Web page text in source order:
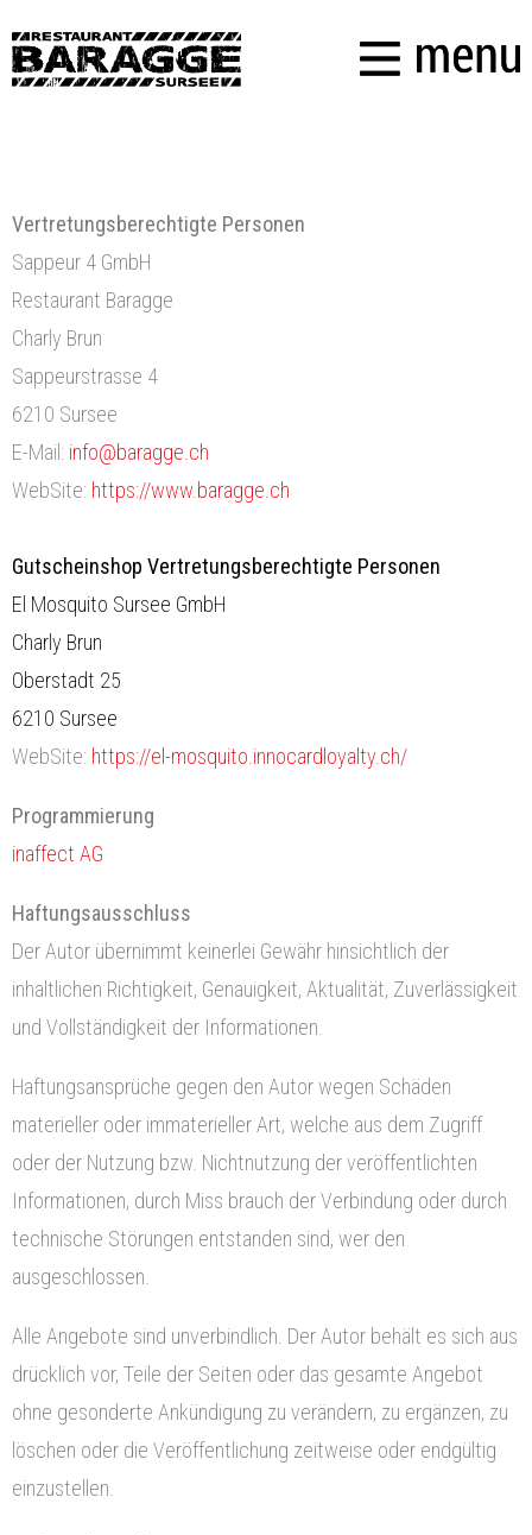
Vertretungsberechtigte Personen
Sappeur 4 GmbH
Restaurant Baragge
Charly Brun
Sappeurstrasse 4
6210 Sursee
E-Mail: info@baragge.ch
WebSite: https://www.baragge.ch
Gutscheinshop Vertretungsberechtigte Personen
El Mosquito Sursee GmbH
Charly Brun
Oberstadt 25
6210 Sursee
WebSite: https://el-mosquito.innocardloyalty.ch/
Programmierung
inaffect AG
Haftungsausschluss
Der Autor übernimmt keinerlei Gewähr hinsichtlich der
inhaltlichen Richtigkeit, Genauigkeit, Aktualität, Zuverlässigkeit
und Vollständigkeit der Informationen.
Haftungsansprüche gegen den Autor wegen Schäden
materieller oder immaterieller Art, welche aus dem Zugriff
oder der Nutzung bzw. Nichtnutzung der veröffentlichten
Informationen, durch Miss brauch der Verbindung oder durch
technische Störungen entstanden sind, wer den
ausgeschlossen.
Alle Angebote sind unverbindlich. Der Autor behält es sich aus
drücklich vor, Teile der Seiten oder das gesamte Angebot
ohne gesonderte Ankündigung zu verändern, zu ergänzen, zu
löschen oder die Veröffentlichung zeitweise oder endgültig
einzustellen.